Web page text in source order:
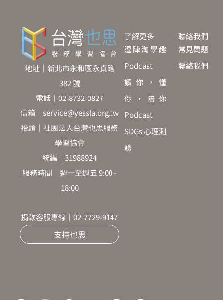
了解更多
逗陣淘學趣
Podcast
讀你，懂
你，陪你
Podcast
SDGs 心理測
驗
地址｜新北市永和區永貞路
382 號
電話｜02-8732-0827
信箱｜service@yessla.org.tw
抬頭｜社團法人台灣也思服務
學習協會
統編｜31988924
服務時間｜週一至週五 9:00 -
18:00
捐款客服專線｜02-7729-9147
支持也思
聯絡我們
常見問題
聯絡我們